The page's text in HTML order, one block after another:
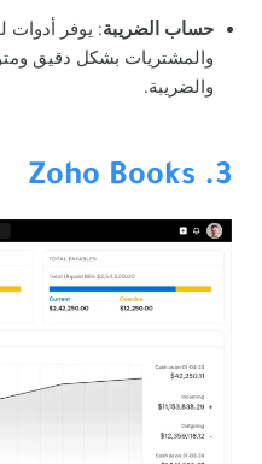
حساب الضريبة: يوفر أدوات
والمشتريات بشكل دقيق
والضريبة.
3. Zoho Books